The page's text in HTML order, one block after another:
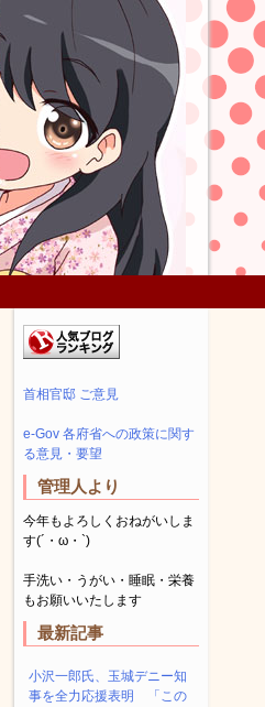
首相官邸 ご意見
e-Gov 各府省への政策に関す
る意見・要望
管理人より
今年もよろしくおねがいしま
す(´・ω・`)
手洗い・うがい・睡眠・栄養
もお願いいたします
最新記事
小沢一郎氏、玉城デニー知
事を全力応援表明 「この